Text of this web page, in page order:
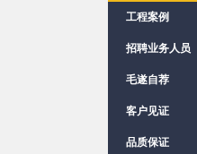
工程案例
招聘业务人员
毛遂自荐
客户见证
品质保证